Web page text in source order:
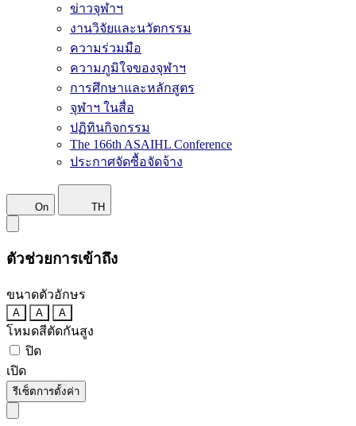
ข่าวจุฬาฯ
งานวิจัยและนวัตกรรม
ความร่วมมือ
ความภูมิใจของจุฬาฯ
การศึกษาและหลักสูตร
จุฬาฯ ในสื่อ
ปฏิทินกิจกรรม
The 166th ASAIHL Conference
ประกาศจัดซื้อจัดจ้าง
On TH
ตัวช่วยการเข้าถึง
ขนาดตัวอักษร
A A A
โหมดสีตัดกันสูง
ปิด
เปิด
รีเซ็ตการตั้งค่า